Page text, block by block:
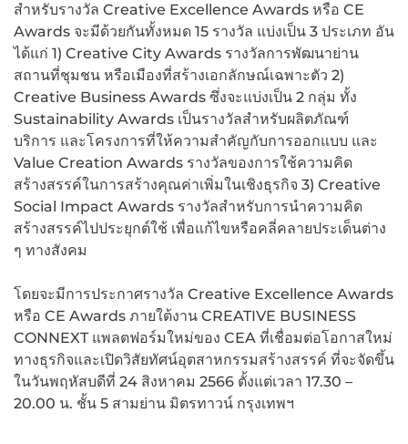
สำหรับรางวัล Creative Excellence Awards หรือ CE
Awards จะมีด้วยกันทั้งหมด 15 รางวัล แบ่งเป็น 3 ประเภท อัน
ได้แก่ 1) Creative City Awards รางวัลการพัฒนาย่าน
สถานที่ชุมชน หรือเมืองที่สร้างเอกลักษณ์เฉพาะตัว 2)
Creative Business Awards ซึ่งจะแบ่งเป็น 2 กลุ่ม ทั้ง
Sustainability Awards เป็นรางวัลสำหรับผลิตภัณฑ์
บริการ และโครงการที่ให้ความสำคัญกับการออกแบบ และ
Value Creation Awards รางวัลของการใช้ความคิด
สร้างสรรค์ในการสร้างคุณค่าเพิ่มในเชิงธุรกิจ 3) Creative
Social Impact Awards รางวัลสำหรับการนำความคิด
สร้างสรรค์ไปประยุกต์ใช้ เพื่อแก้ไขหรือคลี่คลายประเด็นต่าง
ๆ ทางสังคม
โดยจะมีการประกาศรางวัล Creative Excellence Awards
หรือ CE Awards ภายใต้งาน CREATIVE BUSINESS
CONNEXT แพลตฟอร์มใหม่ของ CEA ที่เชื่อมต่อโอกาสใหม่
ทางธุรกิจและเปิดวิสัยทัศน์อุตสาหกรรมสร้างสรรค์ ที่จะจัดขึ้น
ในวันพฤหัสบดีที่ 24 สิงหาคม 2566 ตั้งแต่เวลา 17.30 –
20.00 น. ชั้น 5 สามย่าน มิตรทาวน์ กรุงเทพฯ